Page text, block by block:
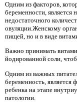
Одним из факторов,
беременности, является
недостаточного
овуляции.Женскому
пищей, но и в виде
Важно принимать
йодированной соли,
Одним из важных
беременность, является
ребенка на этапе
патологии.